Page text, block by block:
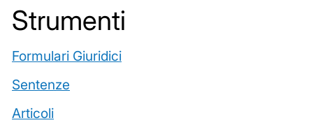
️Strumenti
Formulari Giuridici
Sentenze
Articoli